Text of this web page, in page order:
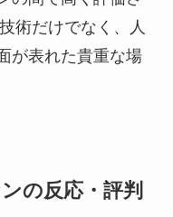
術だけでなく、人
が表れた貴重な場
の反応・評判